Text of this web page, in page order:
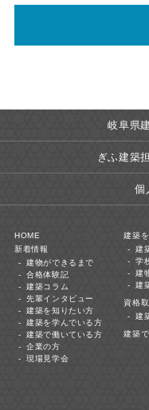
岐阜県
ぎふ建築
個
HOME
新着情報
建物ができるまで
合格体験記
建築コラム
先輩インタビュー
建築を知りたい方
建築を学んでいる方
建築で働いている方
企業の方
現場見学会
建築
建
学
建
建
資格
建
建築で